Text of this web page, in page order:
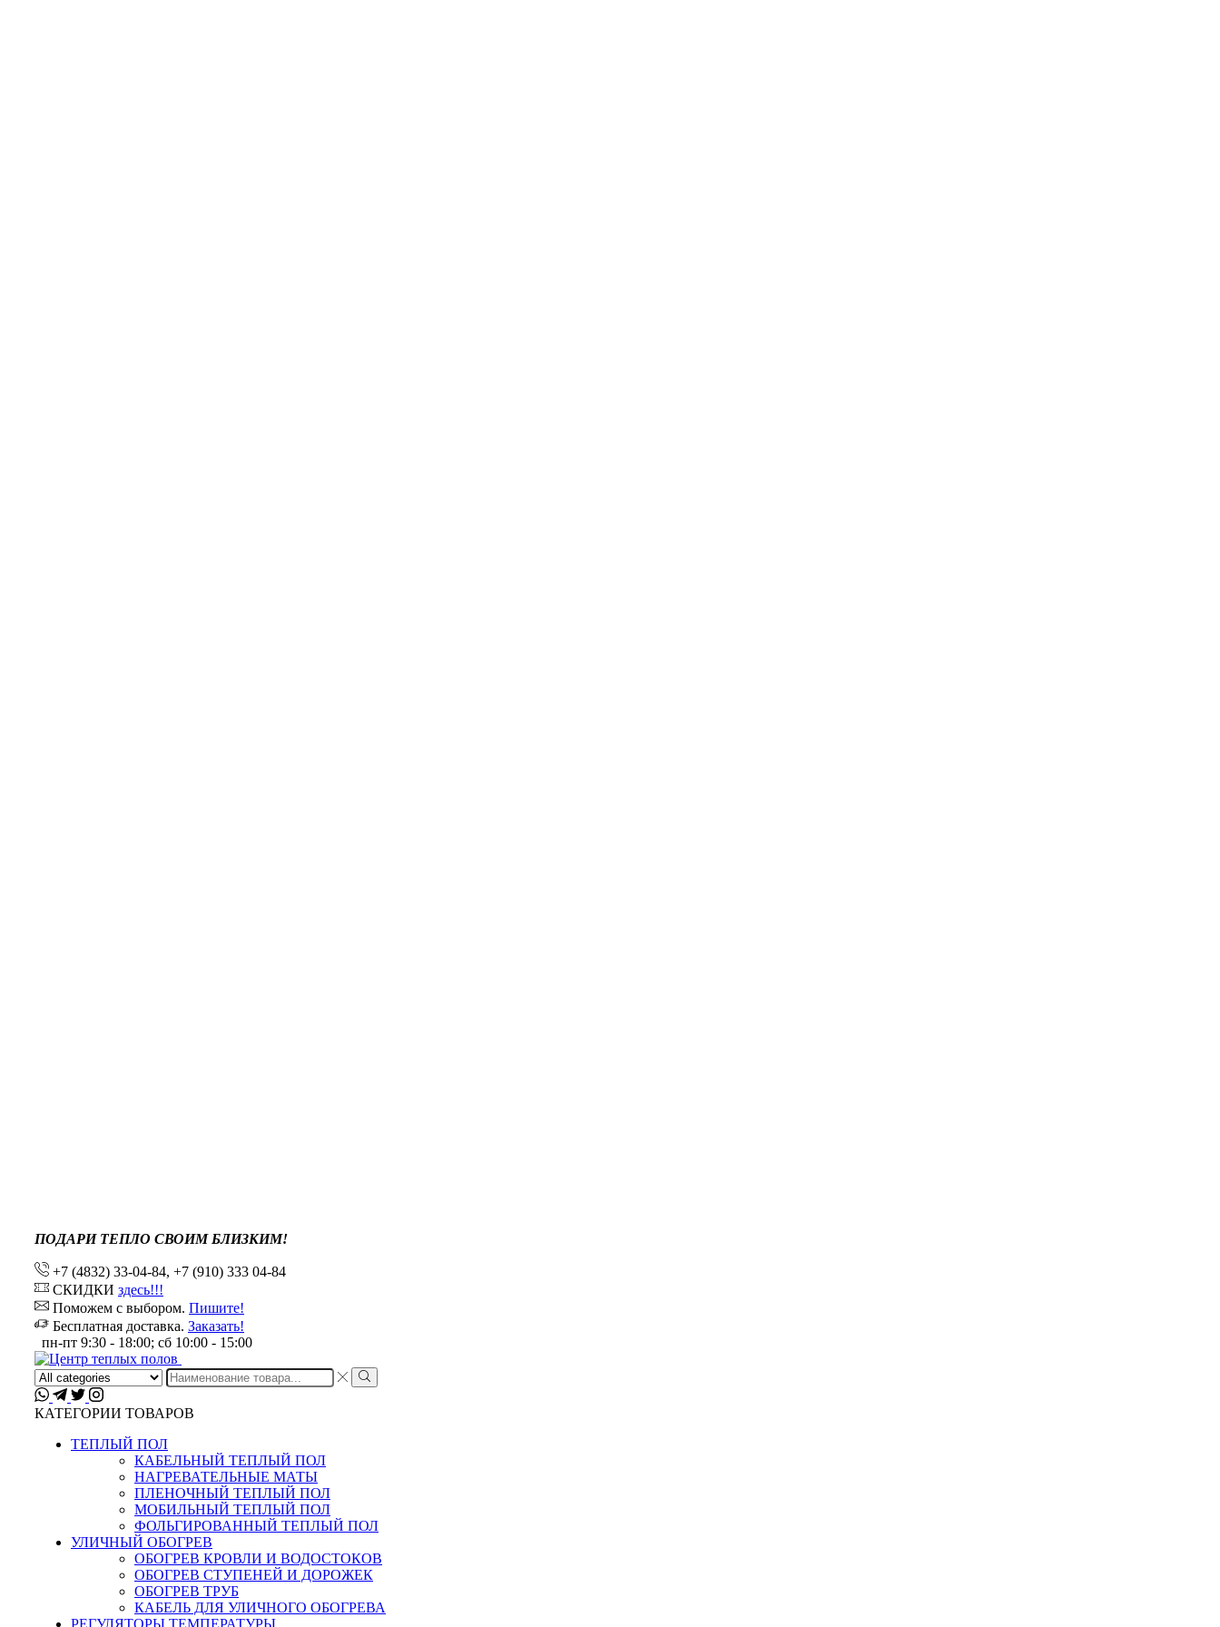
ПОДАРИ ТЕПЛО СВОИМ БЛИЗКИМ!
+7 (4832) 33-04-84, +7 (910) 333 04-84
СКИДКИ здесь!!!
Поможем с выбором. Пишите!
Бесплатная доставка. Заказать!
пн-пт 9:30 - 18:00; сб 10:00 - 15:00
Search
input
КАТЕГОРИИ ТОВАРОВ
ТЕПЛЫЙ ПОЛ
КАБЕЛЬНЫЙ ТЕПЛЫЙ ПОЛ
НАГРЕВАТЕЛЬНЫЕ МАТЫ
ПЛЕНОЧНЫЙ ТЕПЛЫЙ ПОЛ
МОБИЛЬНЫЙ ТЕПЛЫЙ ПОЛ
ФОЛЬГИРОВАННЫЙ ТЕПЛЫЙ ПОЛ
УЛИЧНЫЙ ОБОГРЕВ
ОБОГРЕВ КРОВЛИ И ВОДОСТОКОВ
ОБОГРЕВ СТУПЕНЕЙ И ДОРОЖЕК
ОБОГРЕВ ТРУБ
КАБЕЛЬ ДЛЯ УЛИЧНОГО ОБОГРЕВА